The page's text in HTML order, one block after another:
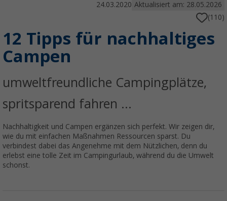
24.03.2020 Aktualisiert am: 28.05.2026
(110)
12 Tipps für nachhaltiges
Campen
umweltfreundliche Campingplätze,
spritsparend fahren ...
Nachhaltigkeit und Campen ergänzen sich perfekt. Wir zeigen dir,
wie du mit einfachen Maßnahmen Ressourcen sparst. Du
verbindest dabei das Angenehme mit dem Nützlichen, denn du
erlebst eine tolle Zeit im Campingurlaub, während du die Umwelt
schonst.